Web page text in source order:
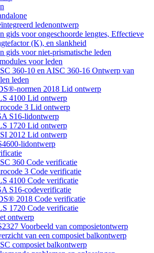
ledenontwerp
gids voor ongeschoorde lengtes, Effectieve
(K), en slankheid
gids voor niet-prismatische leden
voor leden
360-10 en AISC 360-16 Ontwerp van
leden
normen 2018 Lid ontwerp
4100 Lid ontwerp
3 Lid ontwerp
S16-lidontwerp
1720 Lid ontwerp
2012 Lid ontwerp
lidontwerp
360 Code verificatie
3 Code verificatie
4100 Code verificatie
S16-codeverificatie
2018 Code verificatie
1720 Code verificatie
ontwerp
Voorbeeld van composietontwerp
van een composiet balkontwerp
composiet balkontwerp